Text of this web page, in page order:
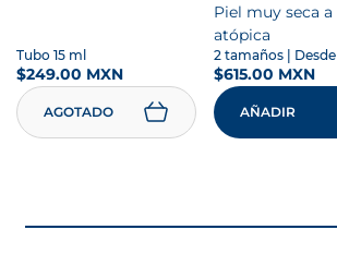
Tubo 15 ml
$249.00 MXN
AGOTADO
Piel muy seca a
atópica
2 tamaños | Desde
$615.00 MXN
AÑADIR